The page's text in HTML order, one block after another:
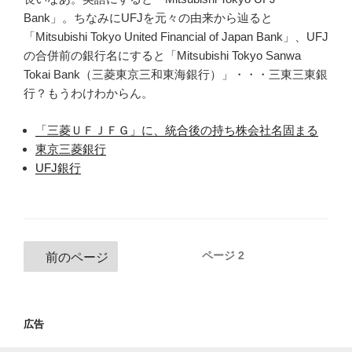
Bank」。ちなみにUFJを元々の由来から辿ると
「Mitsubishi Tokyo United Financial of Japan Bank」、UFJ
の合併前の銀行名にすると「Mitsubishi Tokyo Sanwa
Tokai Bank（三菱東京三和東海銀行）」・・・三東三東銀
行？もうわけわからん。
「三菱ＵＦＪＦＧ」に、統合後の持ち株会社名固まる
東京三菱銀行
UFJ銀行
稿
ビ
前のページ ページ 2
広告